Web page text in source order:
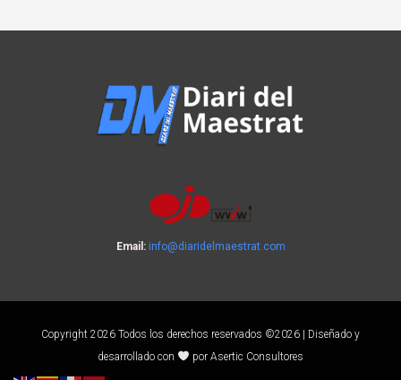
Email: info@diaridelmaestrat.com
Copyright 2026 Todos los derechos reservados ©2026 | Diseñado y
desarrollado con
por Asertic Consultores